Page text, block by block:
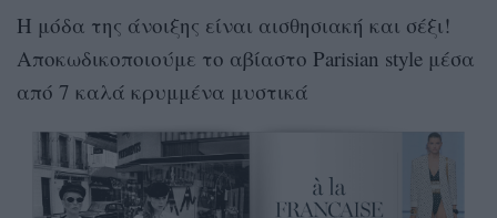
Η μόδα της άνοιξης είναι αισθησιακή και σέξι!
Αποκωδικοποιούμε το αβίαστο Parisian style μέσα
από 7 καλά κρυμμένα μυστικά